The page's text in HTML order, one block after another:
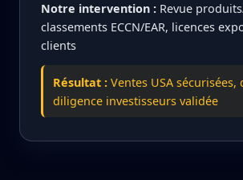
Notre intervention :Revue
classements ECCN/EAR, licences
clients
Résultat : Ventes USA sécurisées,
diligence investisseurs validée